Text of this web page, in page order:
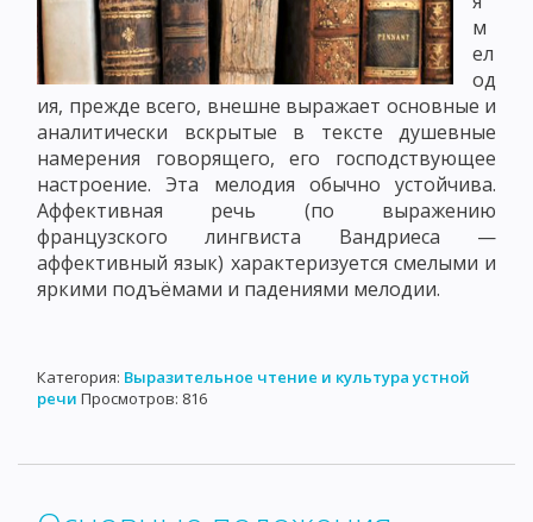
м
ел
од
ия, прежде всего, внешне выражает основные и
аналитически вскрытые в тексте душевные
намерения говорящего, его господствующее
настроение. Эта мелодия обычно устойчива.
Аффективная речь (по выражению
французского лингвиста Вандриеса —
аффективный язык) характеризуется смелыми и
яркими подъёмами и падениями мелодии.
Категория: Выразительное чтение и культура устной
речи Просмотров: 816